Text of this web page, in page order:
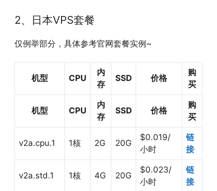
2、日本VPS套餐
仅例举部分，具体参考官网套餐实例~
机型 CPU
内
存
SSD 价格
购
买
机型 CPU
内
存
SSD 价格
购
买
v2a.cpu.1 1核 2G 20G
$0.019/
小时
链
接
v2a.std.1 1核 4G 20G
$0.023/
小时
链
接